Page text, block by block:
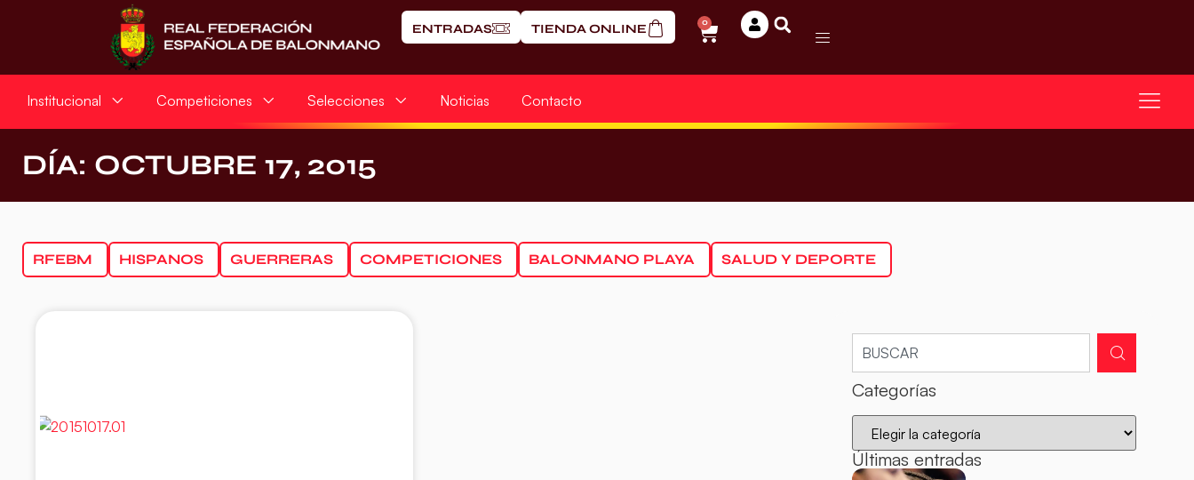
ENTRADAS TIENDA ONLINE 0
Institucional Competiciones Selecciones Noticias Contacto
DÍA: OCTUBRE 17, 2015
RFEBM HISPANOS GUERRERAS COMPETICIONES BALONMANO PLAYA SALUD Y DEPORTE
Categorías
Últimas entradas